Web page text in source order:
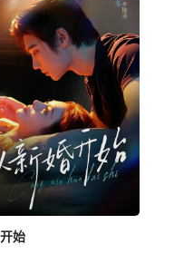
始